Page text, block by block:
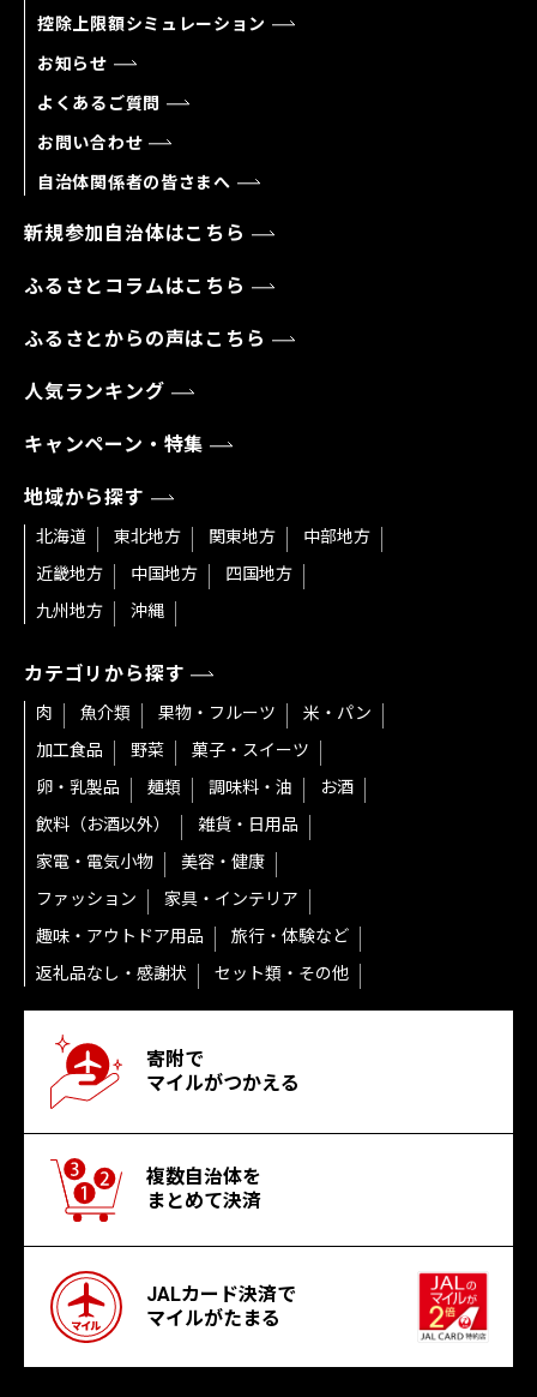
控除上限額シミュレーション
お知らせ
よくあるご質問
お問い合わせ
自治体関係者の皆さまへ
新規参加自治体はこちら
ふるさとコラムはこちら
ふるさとからの声はこちら
人気ランキング
キャンペーン・特集
地域から探す
北海道 東北地方 関東地方
中部地方
近畿地方
中国地方
四国地方
九州地方
沖縄
カテゴリから探す
肉 魚介類 果物・フルーツ
米・パン
加工食品
野菜
菓子・スイーツ
卵・乳製品
麺類 調味料・油
お酒
飲料（お酒以外）
雑貨・日用品
家電・電気小物
美容・健康
ファッション
家具・インテリア
趣味・アウトドア用品
旅行・体験など
返礼品なし・感謝状
セット類・その他
寄附で
マイルがつかえる
複数自治体を
まとめて決済
JALカード決済で
マイルがたまる